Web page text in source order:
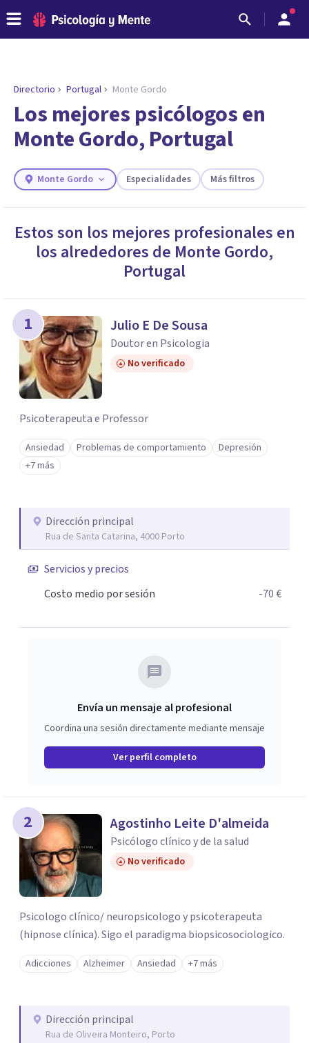
ENCONTRAR MI TERAPEUTA
¿Necesitas ayuda para encontrar el
psicólogo adecuado?
Responde a unas breves preguntas y te ofreceremos
necesidades.
Directorio Portugal Monte Gordo
Los mejores psicólogos en
Monte Gordo, Portugal
Monte Gordo Especialidades Más filtros
Estos son los mejores profesionales en
los alrededores de Monte Gordo,
Portugal
1 Julio E De Sousa
Doutor en Psicologia
No verificado
Psicoterapeuta e Professor
Ansiedad Problemas de comportamiento
Depresión
+7 más
Dirección principal
Rua de Santa Catarina, 4000 Porto
Servicios y precios
Costo medio por sesión
-70 €
Envía un mensaje al profesional
Coordina una sesión directamente mediante mensaje
Ver perfil completo
2 Agostinho Leite D'almeida
Psicólogo clínico y de la salud
No verificado
Psicologo clínico/ neuropsicologo y psicoterapeuta
(hipnose clínica). Sigo el paradigma biopsicosociologico.
Adicciones Alzheimer Ansiedad +7 más
Dirección principal
Rua de Oliveira Monteiro, Porto